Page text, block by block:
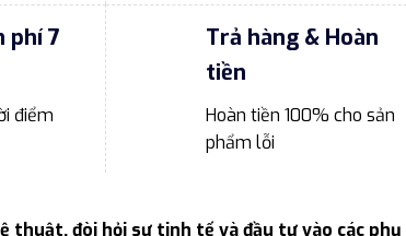
phí 7
điểm
Trả hàng & Hoàn
tiền
Hoàn tiền 100% cho sản
phẩm lỗi
đòi hỏi sự tinh tế và đầu tư vào các phụ